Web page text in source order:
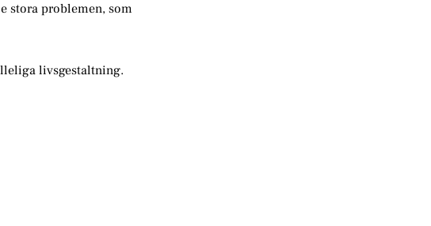
stora problemen, som
livsgestaltning.